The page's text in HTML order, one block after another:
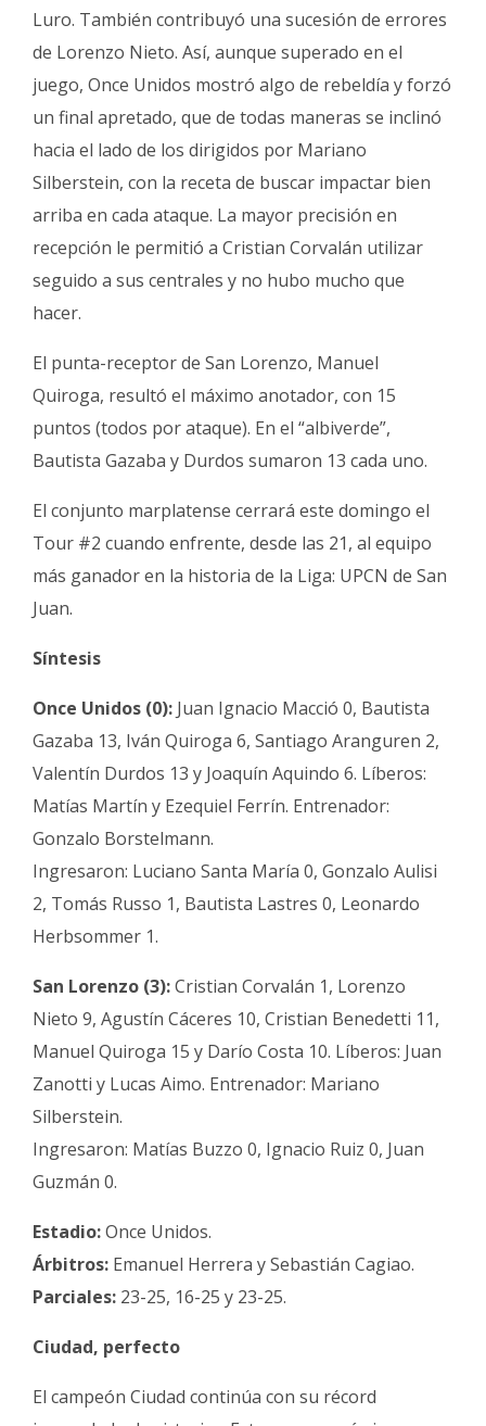
Luro. También contribuyó una sucesión de errores
de Lorenzo Nieto. Así, aunque superado en el
juego, Once Unidos mostró algo de rebeldía y forzó
un final apretado, que de todas maneras se inclinó
hacia el lado de los dirigidos por Mariano
Silberstein, con la receta de buscar impactar bien
arriba en cada ataque. La mayor precisión en
recepción le permitió a Cristian Corvalán utilizar
seguido a sus centrales y no hubo mucho que
hacer.
El punta-receptor de San Lorenzo, Manuel
Quiroga, resultó el máximo anotador, con 15
puntos (todos por ataque). En el “albiverde”,
Bautista Gazaba y Durdos sumaron 13 cada uno.
El conjunto marplatense cerrará este domingo el
Tour #2 cuando enfrente, desde las 21, al equipo
más ganador en la historia de la Liga: UPCN de San
Juan.
Síntesis
Once Unidos (0): Juan Ignacio Macció 0, Bautista
Gazaba 13, Iván Quiroga 6, Santiago Aranguren 2,
Valentín Durdos 13 y Joaquín Aquindo 6. Líberos:
Matías Martín y Ezequiel Ferrín. Entrenador:
Gonzalo Borstelmann.
Ingresaron: Luciano Santa María 0, Gonzalo Aulisi
2, Tomás Russo 1, Bautista Lastres 0, Leonardo
Herbsommer 1.
San Lorenzo (3):Cristian Corvalán 1, Lorenzo
Nieto 9, Agustín Cáceres 10, Cristian Benedetti 11,
Manuel Quiroga 15 y Darío Costa 10. Líberos: Juan
Zanotti y Lucas Aimo. Entrenador: Mariano
Silberstein.
Ingresaron: Matías Buzzo 0, Ignacio Ruiz 0, Juan
Guzmán 0.
Estadio:Once Unidos.
Árbitros: Emanuel Herrera y Sebastián Cagiao.
Parciales: 23-25, 16-25 y 23-25.
Ciudad, perfecto
El campeón Ciudad continúa con su récord